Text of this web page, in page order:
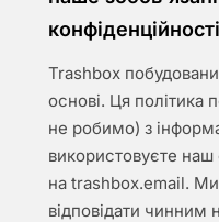
конфіденційності
Trashbox
основі. Ця
не робимо) з
використовуєте наш
на trashbox.email.
відповідати чинним